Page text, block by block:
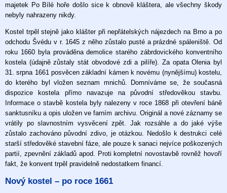
majetek Po Bílé hoře došlo sice k obnově kláštera, ale všechny škody
nebyly nahrazeny nikdy.
Kostel trpěl stejně jako klášter při nepřátelských nájezdech na Brno a po
odchodu Švédu v r. 1645 z něho zůstalo pusté a prázdné spáleniště. Od
roku 1660 byla prováděna demolice starého zábrdovického konventního
kostela (údajně zůstaly stát obvodové zdi a pilíře). Za opata Olenia byl
31. srpna 1661 posvěcen základní kámen k novému (nynějšímu) kostelu,
do kterého byl vložen seznam mnichů. Domníváme se, že současná
dispozice kostela přímo navazuje na původní středověkou stavbu.
Informace o stavbě kostela byly nalezeny v roce 1868 při otevření báně
sanktusníku a opis uložen ve farním archivu. Originál a nové záznamy se
vrátily po slavnostním vysvěcení zpět. Jak rozsáhle a do jaké výše
zůstalo zachováno původní zdivo, je otázkou. Nedošlo k destrukci celé
starší středověké stavební fáze, ale pouze k sanaci nejvíce poškozených
partií, zpevnění základů apod. Proti kompletní novostavbě rovněž hovoří
fakt, že konvent trpěl pravidelně nedostatkem financí.
Nový kostel – po roce 1661